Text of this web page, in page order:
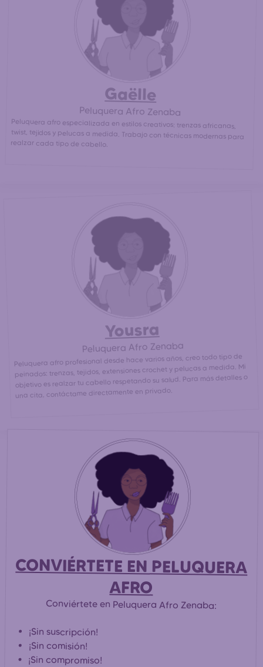
Gaëlle
Peluquera Afro Zenaba
Peluquera afro especializada en estilos creativos: trenzas africanas,
twist, tejidos y pelucas a medida. Trabajo con técnicas modernas para
realzar cada tipo de cabello.
Yousra
Peluquera Afro Zenaba
Peluquera afro profesional desde hace varios años, creo todo tipo de
peinados: trenzas, tejidos, extensiones crochet y pelucas a medida. Mi
objetivo es realzar tu cabello respetando su salud. Para más detalles o
una cita, contáctame directamente en privado.
CONVIÉRTETE EN PELUQUERA
AFRO
Conviértete en Peluquera Afro Zenaba:
¡Sin suscripción!
¡Sin comisión!
¡Sin compromiso!